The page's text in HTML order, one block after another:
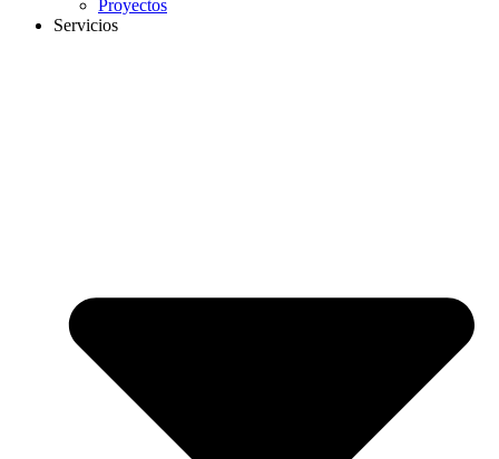
Proyectos
Servicios